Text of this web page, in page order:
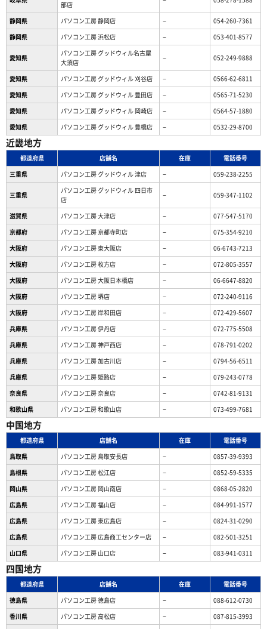
部店
静岡県 パソコン工房 静岡店 −
054-260-7361
静岡県
パソコン工房 浜松店 − 053-401-8577
愛知県
パソコン工房 グッドウィル名古屋
大須店
− 052-249-9888
愛知県 パソコン工房 グッドウィル 刈谷店 −
0566-62-6811
愛知県
パソコン工房 グッドウィル 豊田店 −
0565-71-5230
愛知県
パソコン工房 グッドウィル 岡崎店 −
0564-57-1880
愛知県
パソコン工房 グッドウィル 豊橋店 − 0532-29-8700
近畿地方
都道府県 店舗名 在庫
電話番号
三重県
パソコン工房 グッドウィル 津店 − 059-238-2255
三重県
パソコン工房 グッドウィル 四日市
店
− 059-347-1102
滋賀県 パソコン工房 大津店 −
077-547-5170
京都府
パソコン工房 京都寺町店 −
075-354-9210
大阪府
パソコン工房 東大阪店 −
06-6743-7213
大阪府
パソコン工房 枚方店 −
072-805-3557
大阪府
パソコン工房 大阪日本橋店 −
06-6647-8820
大阪府
パソコン工房 堺店 −
072-240-9116
大阪府
パソコン工房 岸和田店 −
072-429-5607
兵庫県
パソコン工房 伊丹店 −
072-775-5508
兵庫県
パソコン工房 神戸西店 −
078-791-0202
兵庫県
パソコン工房 加古川店 −
0794-56-6511
兵庫県
パソコン工房 姫路店 −
079-243-0778
奈良県
パソコン工房 奈良店 −
0742-81-9131
和歌山県
パソコン工房 和歌山店 − 073-499-7681
中国地方
都道府県 店舗名 在庫
電話番号
鳥取県
パソコン工房 鳥取安長店 −
0857-39-9393
島根県
パソコン工房 松江店 −
0852-59-5335
岡山県
パソコン工房 岡山南店 −
0868-05-2820
広島県
パソコン工房 福山店 −
084-991-1577
広島県
パソコン工房 東広島店 −
0824-31-0290
広島県
パソコン工房 広島商工センター店 −
082-501-3251
山口県
パソコン工房 山口店 − 083-941-0311
四国地方
都道府県 店舗名 在庫
電話番号
徳島県
パソコン工房 徳島店 −
088-612-0730
香川県
パソコン工房 高松店 −
087-815-3993